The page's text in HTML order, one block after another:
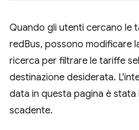
Quando gli utenti cercano le
redBus, possono modificare
ricerca per filtrare le tariffe
destinazione desiderata.
data in questa pagina è stata
scadente.